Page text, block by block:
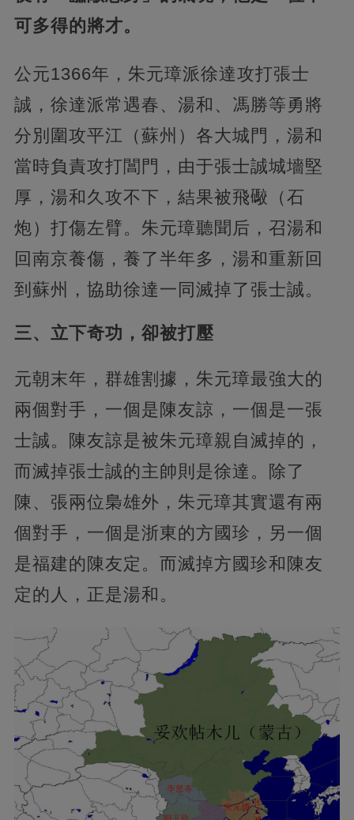
可多得的將才。
公元1366年，朱元璋派徐達攻打張士
誠，徐達派常遇春、湯和、馮勝等勇將
分別圍攻平江（蘇州）各大城門，湯和
當時負責攻打閶門，由于張士誠城墻堅
厚，湯和久攻不下，結果被飛礮（石
炮）打傷左臂。朱元璋聽聞后，召湯和
回南京養傷，養了半年多，湯和重新回
到蘇州，協助徐達一同滅掉了張士誠。
三、立下奇功，卻被打壓
元朝末年，群雄割據，朱元璋最強大的
兩個對手，一個是陳友諒，一個是一張
士誠。陳友諒是被朱元璋親自滅掉的，
而滅掉張士誠的主帥則是徐達。除了
陳、張兩位梟雄外，朱元璋其實還有兩
個對手，一個是浙東的方國珍，另一個
是福建的陳友定。而滅掉方國珍和陳友
定的人，正是湯和。